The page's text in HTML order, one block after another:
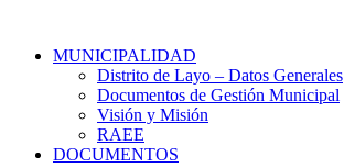
MUNICIPALIDAD
Distrito de Layo – Datos Generales
Documentos de Gestión Municipal
Visión y Misión
RAEE
DOCUMENTOS